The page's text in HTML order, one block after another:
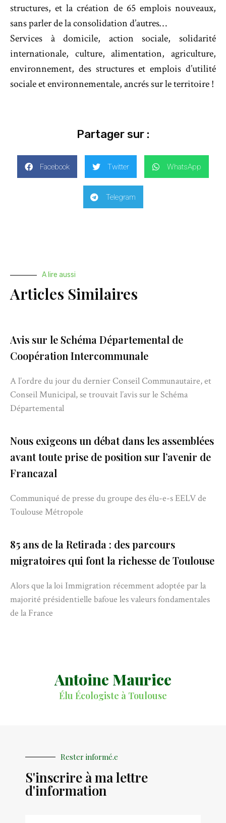
structures, et la création de 65 emplois nouveaux,
sans parler de la consolidation d’autres…
Services à domicile, action sociale, solidarité
internationale, culture, alimentation, agriculture,
environnement, des structures et emplois d’utilité
sociale et environnementale, ancrés sur le territoire !
Partager sur :
Facebook Twitter WhatsApp
Telegram
A lire aussi
Articles Similaires
Avis sur le Schéma Départemental de
Coopération Intercommunale
A l’ordre du jour du dernier Conseil Communautaire, et
Conseil Municipal, se trouvait l’avis sur le Schéma
Départemental
Nous exigeons un débat dans les assemblées
avant toute prise de position sur l’avenir de
Francazal
Communiqué de presse du groupe des élu-e-s EELV de
Toulouse Métropole
85 ans de la Retirada : des parcours
migratoires qui font la richesse de Toulouse
Alors que la loi Immigration récemment adoptée par la
majorité présidentielle bafoue les valeurs fondamentales
de la France
Antoine Maurice
Élu Écologiste à Toulouse
Rester informé.e
S'inscrire à ma lettre
d'information